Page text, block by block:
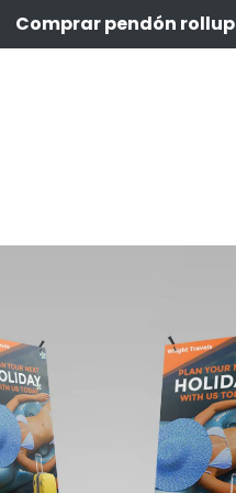
Comprar pendón rollup